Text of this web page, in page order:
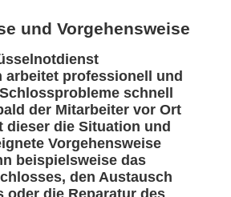
und Vorgehensweise
arbeitet professionell und
schnell
der Mitarbeiter vor Ort
dieser die Situation und
Vorgehensweise
beispielsweise das
den Austausch